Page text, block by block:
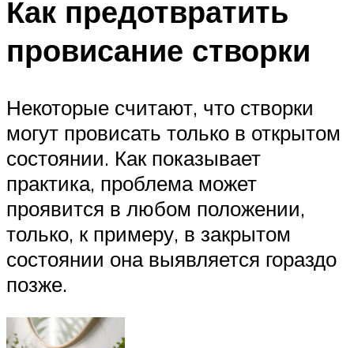
Как предотвратить
провисание створки
Некоторые считают, что створки
могут провисать только в открытом
состоянии. Как показывает
практика, проблема может
проявится в любом положении,
только, к примеру, в закрытом
состоянии она выявляется гораздо
позже.